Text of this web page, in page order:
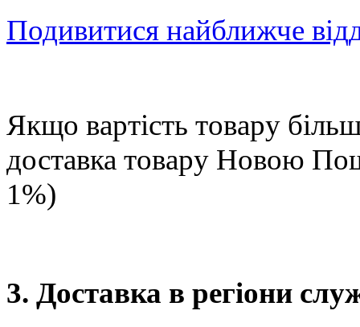
Подивитися найближче
Якщо вартість товару
доставка товару Новою
1%)
3. Доставка в регіони